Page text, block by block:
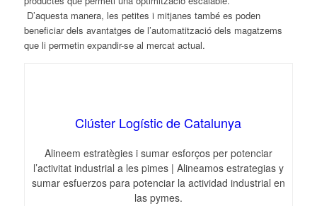
D’aquesta manera, les petites i mitjanes també es poden
beneficiar dels avantatges de l’automatització dels magatzems
que li permetin expandir-se al mercat actual.
Clúster Logístic de Catalunya
Alineem estratègies i sumar esforços per potenciar
l’activitat industrial a les pimes | Alineamos estrategias y
sumar esfuerzos para potenciar la actividad industrial en
las pymes.